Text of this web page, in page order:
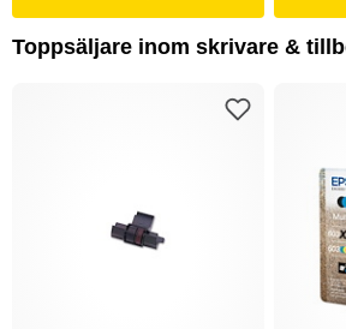
Toppsäljare inom skrivare &